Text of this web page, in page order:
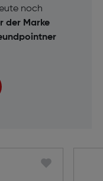
noch
der Marke